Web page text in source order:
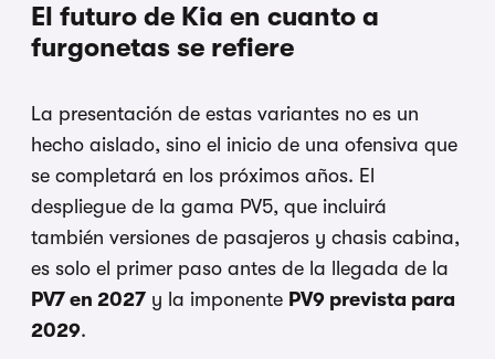
El futuro de Kia en cuanto a
furgonetas se refiere
La presentación de estas variantes no es un
hecho aislado, sino el inicio de una ofensiva que
se completará en los próximos años. El
despliegue de la gama PV5, que incluirá
también versiones de pasajeros y chasis cabina,
es solo el primer paso antes de la llegada de la
PV7 en 2027 y la imponente PV9 prevista para
2029.